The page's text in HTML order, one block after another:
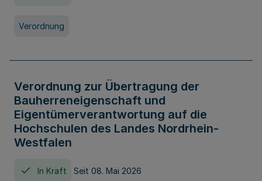
Verordnung
Verordnung zur Übertragung der
Bauherreneigenschaft und
Eigentümerverantwortung auf die
Hochschulen des Landes Nordrhein-
Westfalen
In Kraft Seit 08. Mai 2026